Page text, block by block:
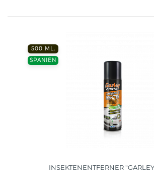
500 ML.
SPANIEN
INSEKTENENTFERNER